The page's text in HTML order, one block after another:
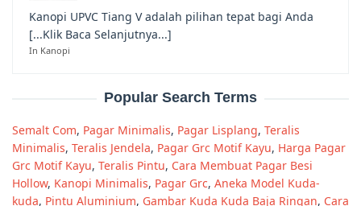
Kanopi UPVC Tiang V adalah pilihan tepat bagi Anda
[...Klik Baca Selanjutnya...]
In Kanopi
Popular Search Terms
Semalt Com, Pagar Minimalis, Pagar Lisplang, Teralis
Minimalis, Teralis Jendela, Pagar Grc Motif Kayu, Harga Pagar
Grc Motif Kayu, Teralis Pintu, Cara Membuat Pagar Besi
Hollow, Kanopi Minimalis, Pagar Grc, Aneka Model Kuda-
kuda, Pintu Aluminium, Gambar Kuda Kuda Baja Ringan, Cara